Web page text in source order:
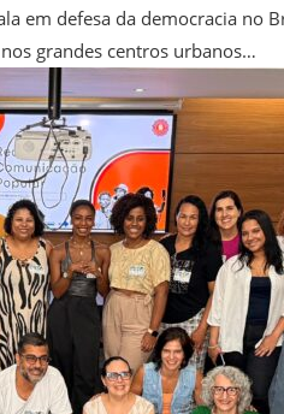
em defesa da democracia no
grandes centros urbanos…